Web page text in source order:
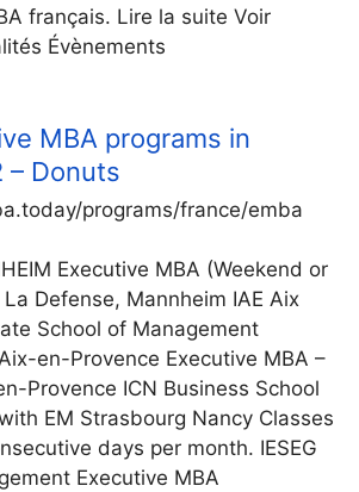
français. Lire la suite Voir
Évènements
MBA programs in
– Donuts
programs/france/emba
Executive MBA (Weekend or
Defense, Mannheim IAE Aix
School of Management
en-Provence Executive MBA –
Provence ICN Business School
EM Strasbourg Nancy Classes
days per month. IESEG
Executive MBA